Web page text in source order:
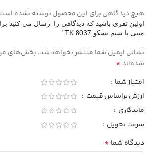
هیچ دیدگاهی برای این محصول نوشته نشده
اولین نفری باشید که دیدگاهی را ارسال می کنید
مینی با سیم تسکو TK 8037”
نشانی ایمیل شما منتشر نخواهد شد. بخش‌های
شده‌اند*
امتیاز شما
ارزش براساس قیمت
ماندگاری
سرعت تحویل
دیدگاه شما *